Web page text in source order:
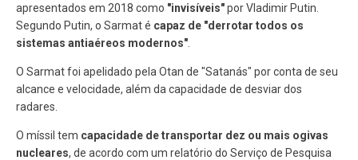
apresentados em 2018 como "invisíveis"por Vladimir Putin.
Segundo Putin, o Sarmat é capaz de "derrotar todos os
sistemas antiaéreos modernos"
O Sarmat foi apelidado pela Otan de "Satanás" por conta de seu
alcance e velocidade, além da capacidade de desviar dos
radares.
O míssil tem capacidade de transportar dez ou mais ogivas
nucleares, de acordo com um relatório do Serviço de Pesquisa